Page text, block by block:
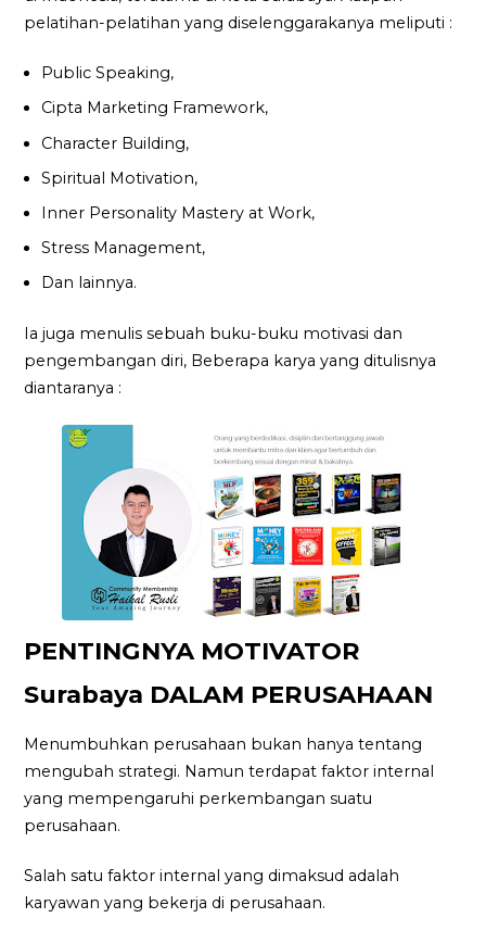
pelatihan-pelatihan yang diselenggarakanya meliputi :
Public Speaking,
Cipta Marketing Framework,
Character Building,
Spiritual Motivation,
Inner Personality Mastery at Work,
Stress Management,
Dan lainnya.
Ia juga menulis sebuah buku-buku motivasi dan
pengembangan diri, Beberapa karya yang ditulisnya
diantaranya :
PENTINGNYA MOTIVATOR
Surabaya DALAM PERUSAHAAN
Menumbuhkan perusahaan bukan hanya tentang
mengubah strategi. Namun terdapat faktor internal
yang mempengaruhi perkembangan suatu
perusahaan.
Salah satu faktor internal yang dimaksud adalah
karyawan yang bekerja di perusahaan.